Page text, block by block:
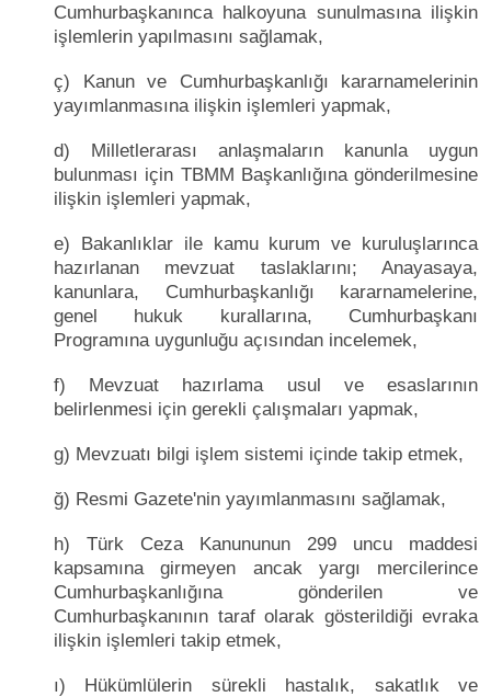
Cumhurbaşkanınca halkoyuna sunulmasına ilişkin
işlemlerin yapılmasını sağlamak,
ç) Kanun ve Cumhurbaşkanlığı kararnamelerinin
yayımlanmasına ilişkin işlemleri yapmak,
d) Milletlerarası anlaşmaların kanunla uygun
bulunması için TBMM Başkanlığına gönderilmesine
ilişkin işlemleri yapmak,
e) Bakanlıklar ile kamu kurum ve kuruluşlarınca
hazırlanan mevzuat taslaklarını; Anayasaya,
kanunlara, Cumhurbaşkanlığı kararnamelerine,
genel hukuk kurallarına, Cumhurbaşkanı
Programına uygunluğu açısından incelemek,
f) Mevzuat hazırlama usul ve esaslarının
belirlenmesi için gerekli çalışmaları yapmak,
g) Mevzuatı bilgi işlem sistemi içinde takip etmek,
ğ) Resmi Gazete'nin yayımlanmasını sağlamak,
h) Türk Ceza Kanununun 299 uncu maddesi
kapsamına girmeyen ancak yargı mercilerince
Cumhurbaşkanlığına gönderilen ve
Cumhurbaşkanının taraf olarak gösterildiği evraka
ilişkin işlemleri takip etmek,
ı) Hükümlülerin sürekli hastalık, sakatlık ve